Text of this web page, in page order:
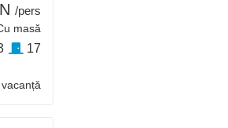
/pers
masă
17